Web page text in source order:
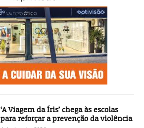
‘A Viagem da Íris’ chega às escolas
para reforçar a prevenção da violência